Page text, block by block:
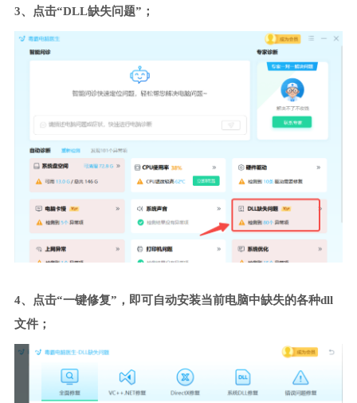
3、点击“DLL缺失问题”；
4、点击“一键修复”，即可自动安装当前电脑中缺失的各种dll
文件；